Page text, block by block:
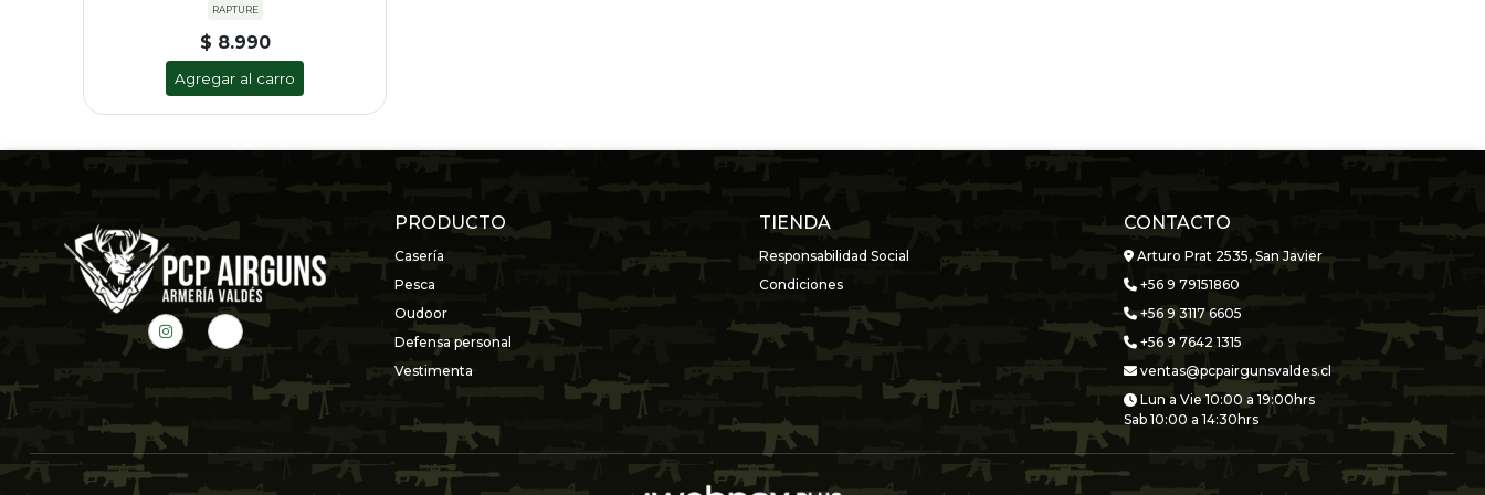
RAPTURE
$ 8.990
Agregar al carro
PRODUCTO
Casería
Pesca
Oudoor
Defensa personal
Vestimenta
TIENDA
Responsabilidad Social
Condiciones
CONTACTO
Arturo Prat 2535, San Javier
+56 9 79151860
+56 9 3117 6605
+56 9 7642 1315
ventas@pcpairgunsvaldes.cl
Lun a Vie 10:00 a 19:00hrs
Sab 10:00 a 14:30hrs